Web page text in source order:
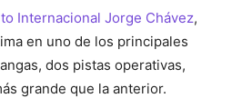
Internacional Jorge Chávez,
en uno de los principales
dos pistas operativas,
grande que la anterior.